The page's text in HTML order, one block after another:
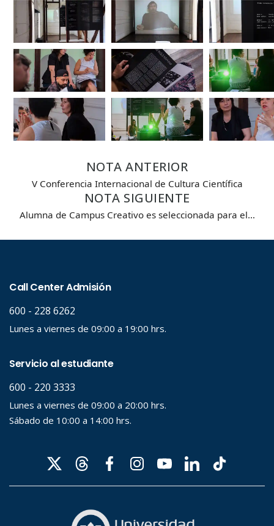
NOTA ANTERIOR
V Conferencia Internacional de Cultura Científica
NOTA SIGUIENTE
Alumna de Campus Creativo es seleccionada para el…